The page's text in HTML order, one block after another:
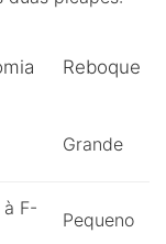
Reboque
Grande
F-
Pequeno